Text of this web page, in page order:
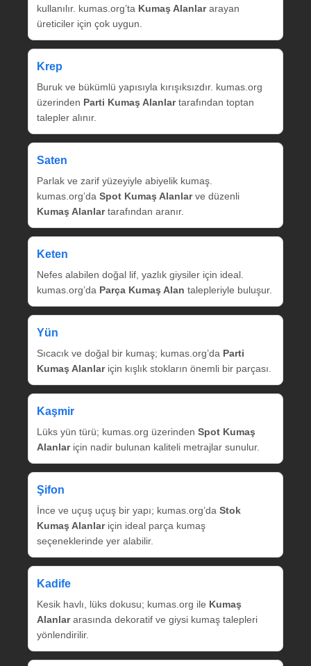
kullanılır. kumas.org’ta Kumaş Alanlararayan
üreticiler için çok uygun.
Krep
Buruk ve bükümlü yapısıyla kırışıksızdır. kumas.org
üzerinden Parti Kumaş Alanlartarafından toptan
talepler alınır.
Saten
Parlak ve zarif yüzeyiyle abiyelik kumaş.
kumas.org’da Spot Kumaş Alanlarve düzenli
Kumaş Alanlartarafından aranır.
Keten
Nefes alabilen doğal lif, yazlık giysiler için ideal.
kumas.org’da Parça Kumaş Alan talepleriyle buluşur.
Yün
Sıcacık ve doğal bir kumaş; kumas.org’da Parti
Kumaş Alanlariçin kışlık stokların önemli bir parçası.
Kaşmir
Lüks yün türü; kumas.org üzerinden Spot Kumaş
Alanlariçin nadir bulunan kaliteli metrajlar sunulur.
Şifon
İnce ve uçuş uçuş bir yapı; kumas.org’da Stok
Kumaş Alanlariçin ideal parça kumaş
seçeneklerinde yer alabilir.
Kadife
Kesik havlı, lüks dokusu; kumas.org ile Kumaş
Alanlararasında dekoratif ve giysi kumaş talepleri
yönlendirilir.